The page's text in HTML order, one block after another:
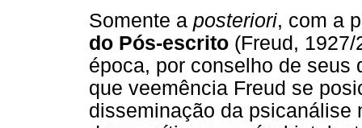
Somente a posteriori, com a
do Pós-escrito (Freud,
época, por conselho de seus
que veemência Freud se
disseminação da psicanálise